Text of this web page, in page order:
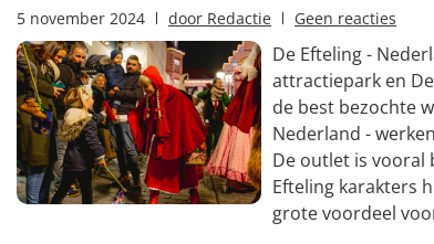
5 november 2024 door Redactie Geen reacties
De Efteling -
attractiepark en
de best bezochte
Nederland -
De outlet is vooral
Efteling karakters
grote voordeel